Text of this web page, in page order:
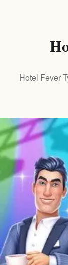
Hotel Fever